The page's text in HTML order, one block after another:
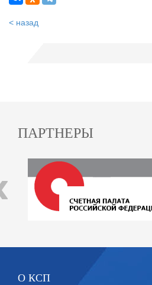
< назад
ПАРТНЕРЫ
О КСП